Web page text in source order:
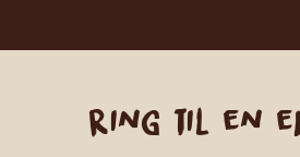
Ring til en